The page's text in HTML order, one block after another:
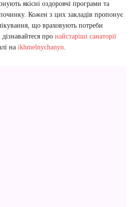
якісні оздоровчі програми та
Кожен з цих закладів пропонує
що враховують потреби
про найстаріші санаторії
на ikhmelnychanyn